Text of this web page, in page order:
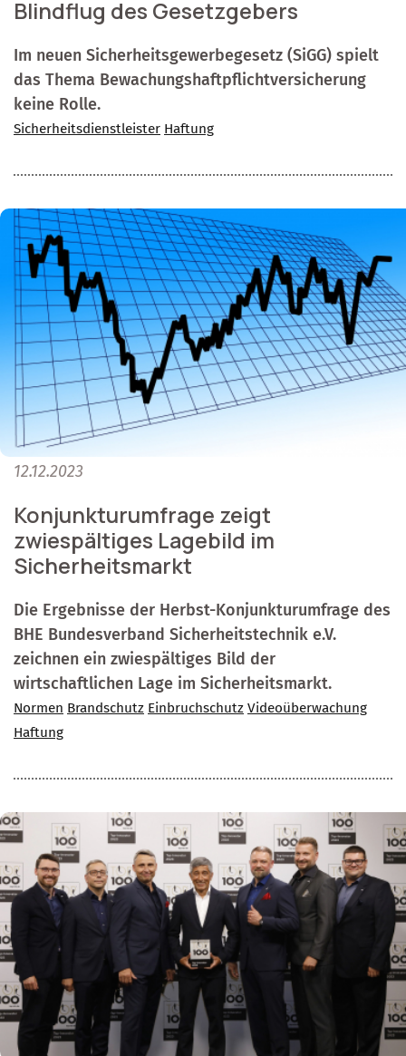
Blindflug des Gesetzgebers
Im neuen Sicherheitsgewerbegesetz (SiGG) spielt
das Thema Bewachungshaftpflichtversicherung
keine Rolle.
Sicherheitsdienstleister Haftung
12.12.2023
Konjunkturumfrage zeigt
zwiespältiges Lagebild im
Sicherheitsmarkt
Die Ergebnisse der Herbst-Konjunkturumfrage des
BHE Bundesverband Sicherheitstechnik e.V.
zeichnen ein zwiespältiges Bild der
wirtschaftlichen Lage im Sicherheitsmarkt.
Normen Brandschutz Einbruchschutz Videoüberwachung
Haftung